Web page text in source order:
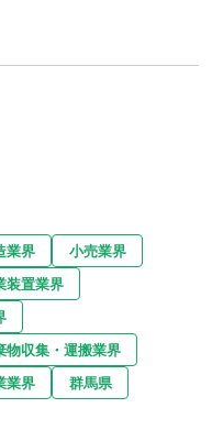
業界
小売業界
装置業界
物収集・運搬業界
業界 群馬県